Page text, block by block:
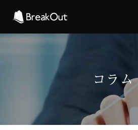
コラム